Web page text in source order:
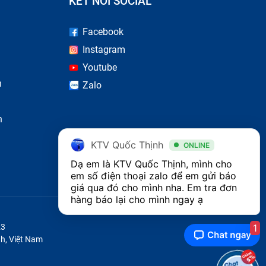
Facebook
Instagram
Youtube
Zalo
Việt Nam
KTV Quốc Thịnh ONLINE
Dạ em là KTV Quốc Thịnh, mình cho
em số điện thoại zalo để em gửi báo
giá qua đó cho mình nha. Em tra đơn
hàng báo lại cho mình ngay ạ
1